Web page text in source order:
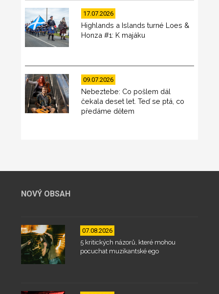
17.07.2026
Highlands a Islands turné Loes &
Honza #1: K majáku
09.07.2026
Nebeztebe: Co pošlem dál
čekala deset let. Teď se ptá, co
předáme dětem
NOVÝ OBSAH
07.08.2026
5 kritických názorů, které mohou
pocuchat muzikantské ego